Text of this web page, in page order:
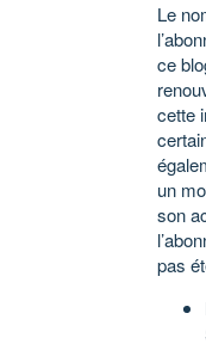
Le
ce
cette
un
son
pas